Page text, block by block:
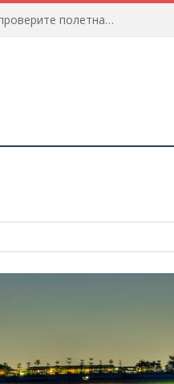
Предстои пътуване до Доломитите: Как да проверите полетната информация?